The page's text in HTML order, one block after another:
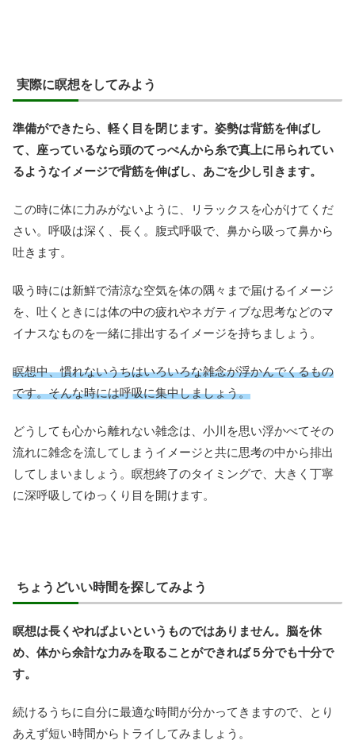
実際に瞑想をしてみよう
準備ができたら、軽く目を閉じます。姿勢は背筋を伸ばし
て、座っているなら頭のてっぺんから糸で真上に吊られてい
るようなイメージで背筋を伸ばし、あごを少し引きます。
この時に体に力みがないように、リラックスを心がけてくだ
さい。呼吸は深く、長く。腹式呼吸で、鼻から吸って鼻から
吐きます。
吸う時には新鮮で清涼な空気を体の隅々まで届けるイメージ
を、吐くときには体の中の疲れやネガティブな思考などのマ
イナスなものを一緒に排出するイメージを持ちましょう。
瞑想中、慣れないうちはいろいろな雑念が浮かんでくるもの
です。そんな時には呼吸に集中しましょう。
どうしても心から離れない雑念は、小川を思い浮かべてその
流れに雑念を流してしまうイメージと共に思考の中から排出
してしまいましょう。瞑想終了のタイミングで、大きく丁寧
に深呼吸してゆっくり目を開けます。
ちょうどいい時間を探してみよう
瞑想は長くやればよいというものではありません。脳を休
め、体から余計な力みを取ることができれば５分でも十分で
す。
続けるうちに自分に最適な時間が分かってきますので、とり
あえず短い時間からトライしてみましょう。